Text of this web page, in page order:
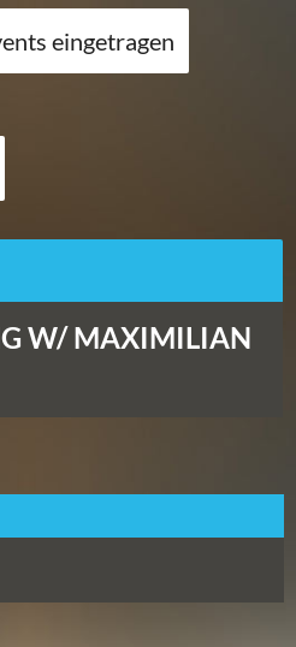
eingetragen
W/ MAXIMILIAN